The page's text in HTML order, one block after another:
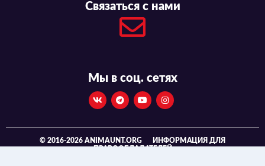
Связаться с нами
Мы в соц. сетях
© 2016-2026 ANIMAUNT.ORG
ИНФОРМАЦИЯ ДЛЯ
ПРАВООБЛАДАТЕЛЕЙ